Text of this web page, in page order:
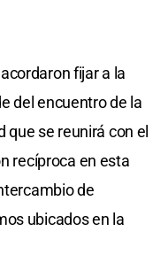
fijar a la
del encuentro de la
se reunirá con el
recíproca en esta
de
ubicados en la